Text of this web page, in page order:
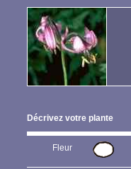
Décrivez votre plante
Fleur